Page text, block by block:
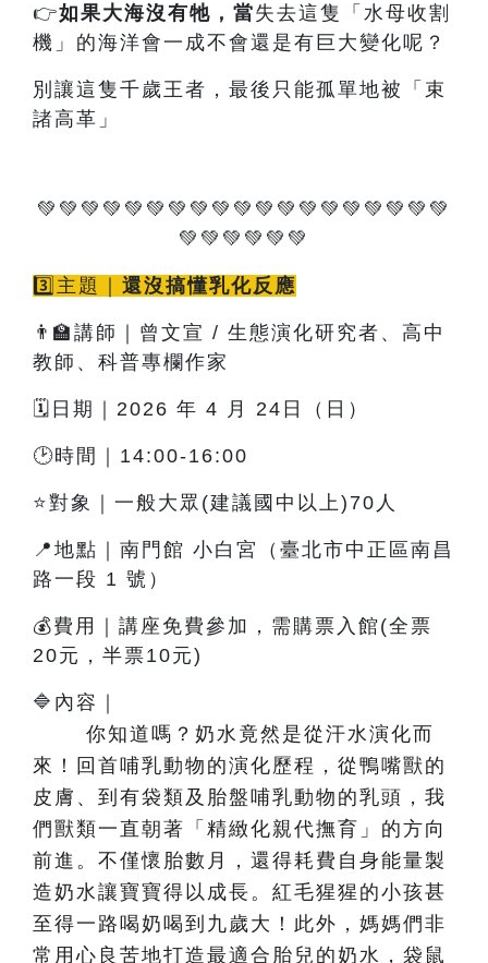
👉如果大海沒有牠 ，當失去這隻「水母收割
機」的海洋會一成不會還是有巨大變化呢？
別讓這隻千歲王者，最後只能孤單地被「束
諸高革」
💚💚💚💚💚💚💚💚💚💚💚💚💚💚💚💚💚💚💚
💚💚💚💚💚💚
3️⃣主題｜ 還沒搞懂乳化反應
👨‍🏫講師｜曾文宣 / 生態演化研究者、高中
教師、科普專欄作家
🗓️日期｜2026 年 4 月 24日（日）
🕑時間｜14:00-16:00
⭐對象｜一般大眾(建議國中以上)70人
📍地點｜南門館 小白宮（臺北市中正區南昌
路一段 1 號）
💰費用｜講座免費參加，需購票入館(全票
20元，半票10元)
🔷內容 ｜
你知道嗎？奶水竟然是從汗水演化而
來！回首哺乳動物的演化歷程，從鴨嘴獸的
皮膚、到有袋類及胎盤哺乳動物的乳頭，我
們獸類一直朝著「精緻化親代撫育」的方向
前進。不僅懷胎數月，還得耗費自身能量製
造奶水讓寶寶得以成長。紅毛猩猩的小孩甚
至得一路喝奶喝到九歲大！此外，媽媽們非
常用心良苦地打造最適合胎兒的奶水，袋鼠